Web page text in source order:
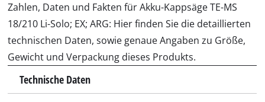
Zahlen, Daten und Fakten für Akku-Kappsäge TE-MS
18/210 Li-Solo; EX; ARG: Hier finden Sie die detaillierten
technischen Daten, sowie genaue Angaben zu Größe,
Gewicht und Verpackung dieses Produkts.
Technische Daten